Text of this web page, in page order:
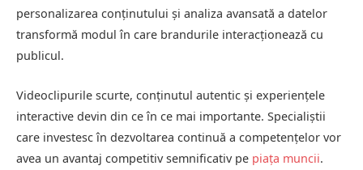
personalizarea conținutului și analiza avansată a datelor
transformă modul în care brandurile interacționează cu
publicul.
Videoclipurile scurte, conținutul autentic și experiențele
interactive devin din ce în ce mai importante. Specialiștii
care investesc în dezvoltarea continuă a competențelor vor
avea un avantaj competitiv semnificativ pe piața muncii.